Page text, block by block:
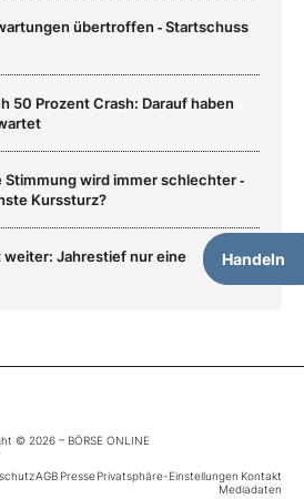
Handeln
übertroffen ‑ Startschuss
50 Prozent Crash: Darauf haben
Stimmung wird immer schlechter ‑
Kurssturz?
weiter: Jahrestief nur eine
© 2026 – BÖRSE ONLINE
AGB PressePrivatsphäre-Einstellungen Kontakt
Mediadaten